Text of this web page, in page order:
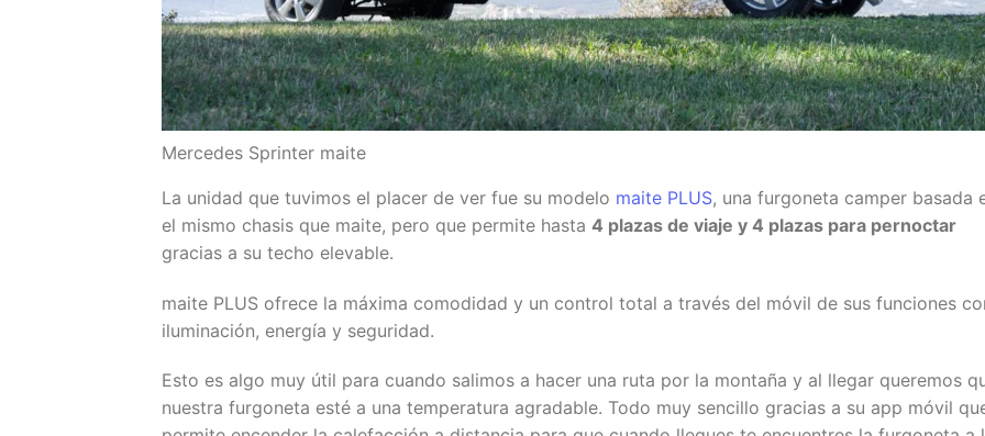
Mercedes Sprinter maite
La unidad que tuvimos el placer de ver fue su modelo maite PLUS, una furgoneta camper basada
el mismo chasis que maite, pero que permite hasta 4 plazas de viaje y 4 plazas para pernoctar
gracias a su techo elevable.
maite PLUS ofrece la máxima comodidad y un control total a través del móvil de sus funciones
iluminación, energía y seguridad.
Esto es algo muy útil para cuando salimos a hacer una ruta por la montaña y al llegar queremos
nuestra furgoneta esté a una temperatura agradable. Todo muy sencillo gracias a su app móvil